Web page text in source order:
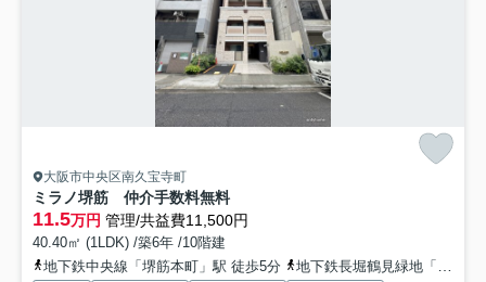
大阪市中央区南久宝寺町
ミラノ堺筋 仲介手数料無料
11.5万円 管理/共益費11,500円
40.40㎡ (1LDK) /築6年 /10階建
地下鉄中央線「堺筋本町」駅 徒歩5分
地下鉄長堀鶴見緑地「長堀橋」駅 徒歩8分